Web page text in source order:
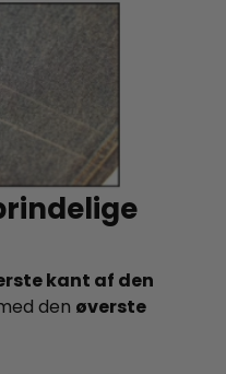
kant af den
den øverste